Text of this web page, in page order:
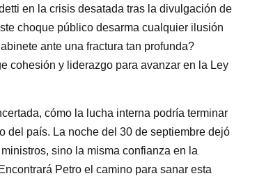
en la crisis desatada tras la divulgación de
choque público desarma cualquier ilusión
ante una fractura tan profunda?
cohesión y liderazgo para avanzar en la Ley
cómo la lucha interna podría terminar
del país. La noche del 30 de septiembre dejó
sino la misma confianza en la
Petro el camino para sanar esta